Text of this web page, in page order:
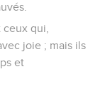
qui,
joie ; mais ils
et